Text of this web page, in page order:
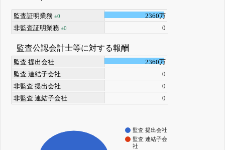
監査証明業務±0
2360万
非監査証明業務±0 0
監査公認会計士等に対する報酬
監査 提出会社
2360万
監査 連結子会社
0
非監査 提出会社
0
非監査 連結子会社
0
監査 提出会社
監査 連結子会
社